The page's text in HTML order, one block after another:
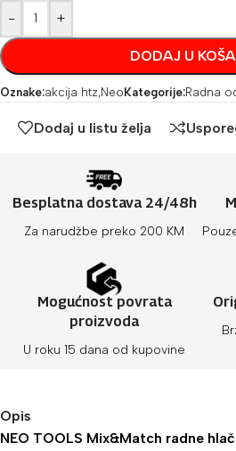
- +
DODAJ U
Oznake:akcija htz,NeoKategorije:Radna
Dodaj u listu želja
Besplatna dostava 24/48h
Za narudžbe preko 200 KM
Mogućnost povrata
proizvoda
U roku 15 dana od kupovine
Opis
NEO TOOLS Mix&Match radne